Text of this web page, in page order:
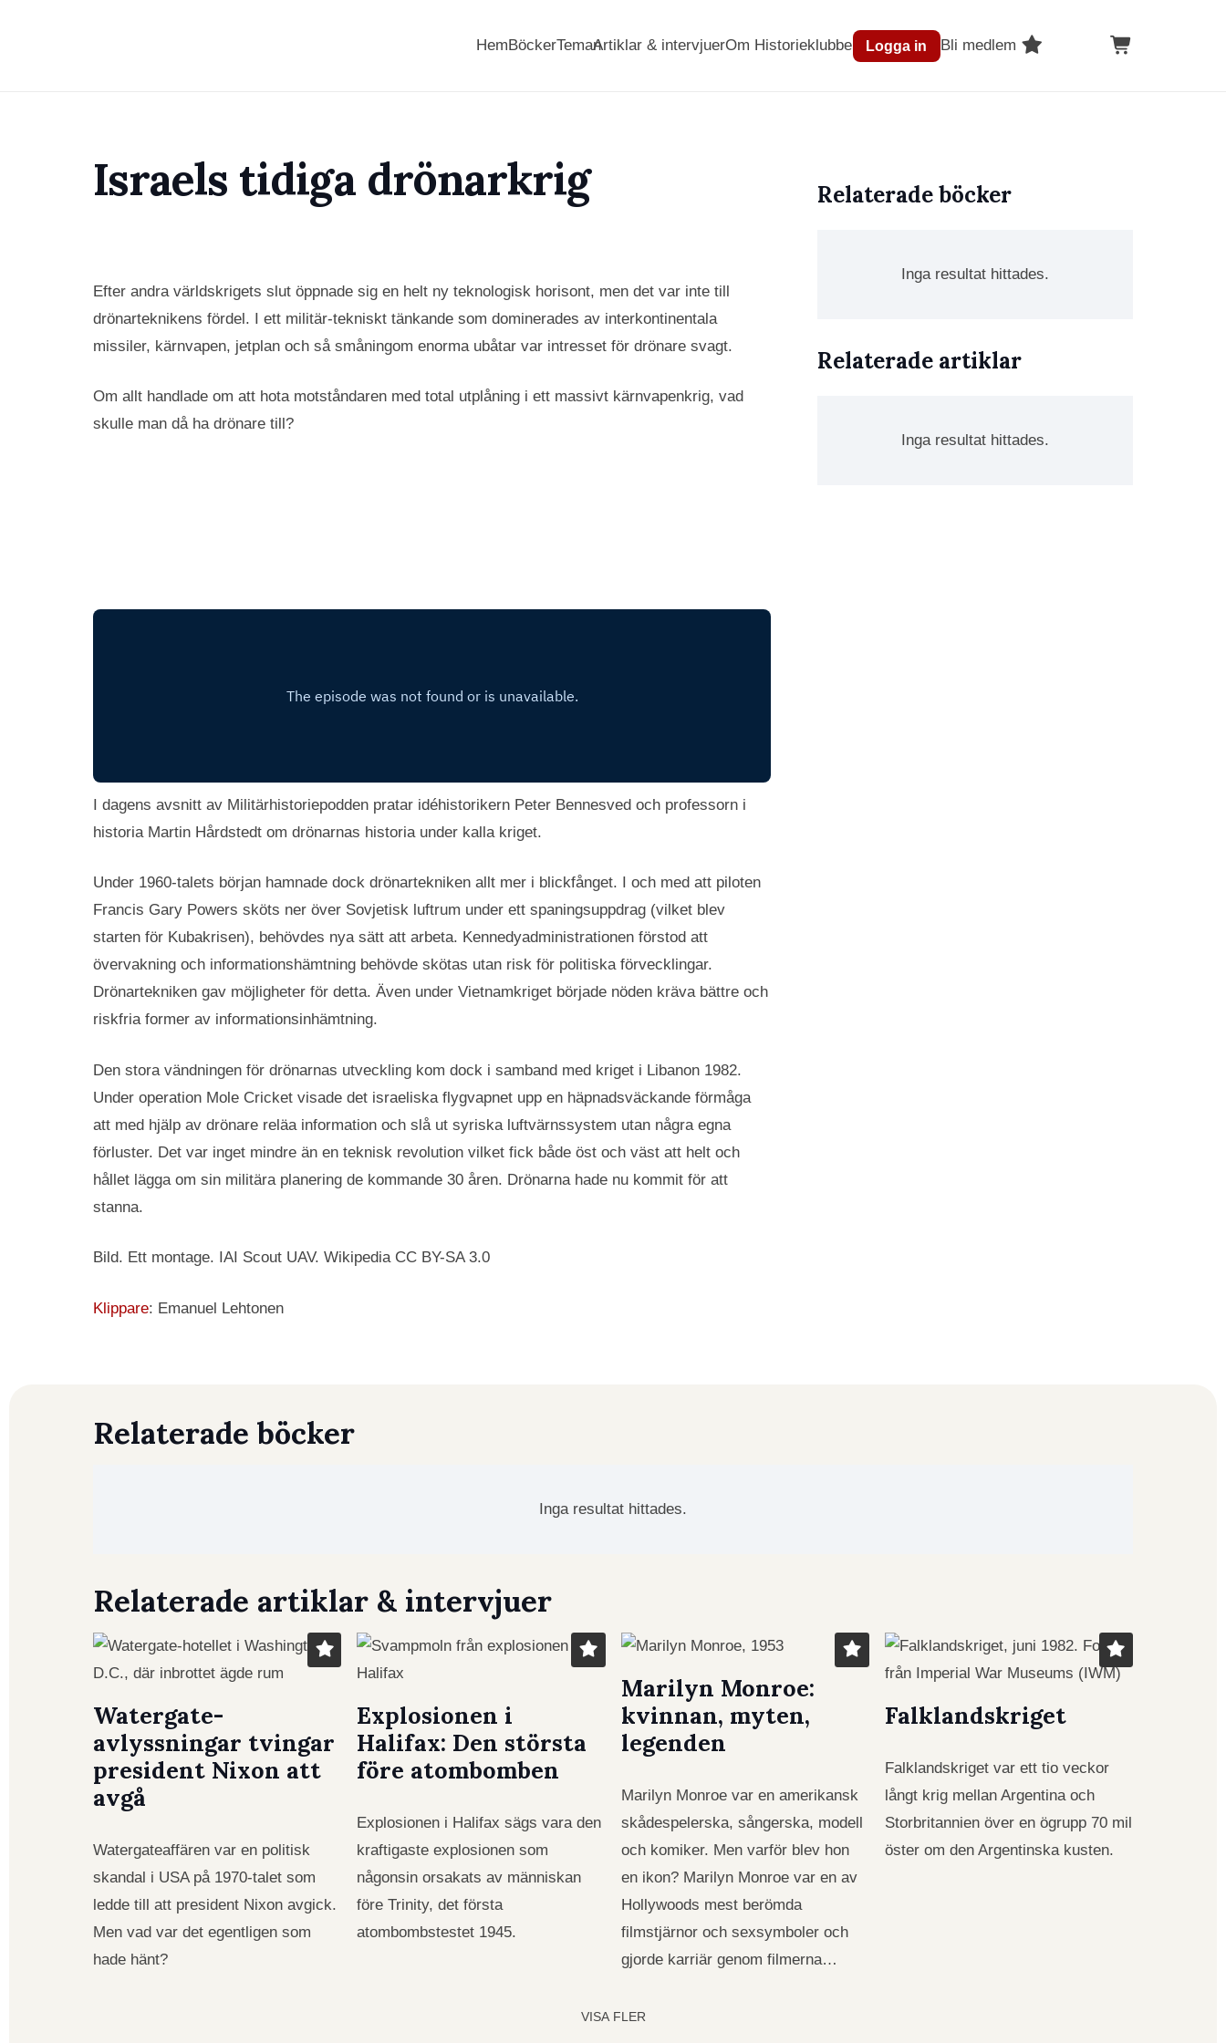
HemBöckerTemanArtiklar & intervjuerOm Historieklubben Logga in Bli medlem
Israels tidiga drönarkrig
Efter andra världskrigets slut öppnade sig en helt ny teknologisk horisont, men det var inte till
drönarteknikens fördel. I ett militär-tekniskt tänkande som dominerades av interkontinentala
missiler, kärnvapen, jetplan och så småningom enorma ubåtar var intresset för drönare svagt.
Om allt handlade om att hota motståndaren med total utplåning i ett massivt kärnvapenkrig, vad
skulle man då ha drönare till?
I dagens avsnitt av Militärhistoriepodden pratar idéhistorikern Peter Bennesved och professorn i
historia Martin Hårdstedt om drönarnas historia under kalla kriget.
Under 1960-talets början hamnade dock drönartekniken allt mer i blickfånget. I och med att piloten
Francis Gary Powers sköts ner över Sovjetisk luftrum under ett spaningsuppdrag (vilket blev
starten för Kubakrisen), behövdes nya sätt att arbeta. Kennedyadministrationen förstod att
övervakning och informationshämtning behövde skötas utan risk för politiska förvecklingar.
Drönartekniken gav möjligheter för detta. Även under Vietnamkriget började nöden kräva bättre och
riskfria former av informationsinhämtning.
Den stora vändningen för drönarnas utveckling kom dock i samband med kriget i Libanon 1982.
Under operation Mole Cricket visade det israeliska flygvapnet upp en häpnadsväckande förmåga
att med hjälp av drönare reläa information och slå ut syriska luftvärnssystem utan några egna
förluster. Det var inget mindre än en teknisk revolution vilket fick både öst och väst att helt och
hållet lägga om sin militära planering de kommande 30 åren. Drönarna hade nu kommit för att
stanna.
Bild. Ett montage. IAI Scout UAV. Wikipedia CC BY-SA 3.0
Klippare: Emanuel Lehtonen
Relaterade böcker
Inga resultat hittades.
Relaterade artiklar
Inga resultat hittades.
Relaterade böcker
Inga resultat hittades.
Relaterade artiklar & intervjuer
Watergate-
avlyssningar tvingar
president Nixon att
avgå
Watergateaffären var en politisk
skandal i USA på 1970-talet som
ledde till att president Nixon avgick.
Men vad var det egentligen som
hade hänt?
Explosionen i
Halifax: Den största
före atombomben
Explosionen i Halifax sägs vara den
kraftigaste explosionen som
någonsin orsakats av människan
före Trinity, det första
atombombstestet 1945.
Marilyn Monroe:
kvinnan, myten,
legenden
Marilyn Monroe var en amerikansk
skådespelerska, sångerska, modell
och komiker. Men varför blev hon
en ikon? Marilyn Monroe var en av
Hollywoods mest berömda
filmstjärnor och sexsymboler och
gjorde karriär genom filmerna…
Falklandskriget
Falklandskriget var ett tio veckor
långt krig mellan Argentina och
Storbritannien över en ögrupp 70 mil
öster om den Argentinska kusten.
VISA FLER